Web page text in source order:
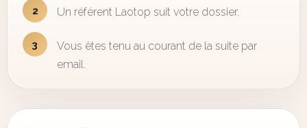
2 Un référent Laotop suit votre dossier.
3
Vous êtes tenu au courant de la suite par
email.